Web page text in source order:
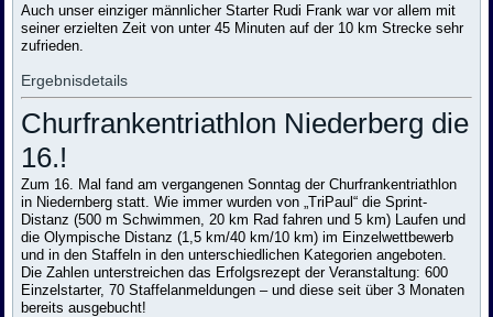
Auch unser einziger männlicher Starter Rudi Frank war vor allem mit
seiner erzielten Zeit von unter 45 Minuten auf der 10 km Strecke sehr
zufrieden.
Ergebnisdetails
Churfrankentriathlon Niederberg die
16.!
Zum 16. Mal fand am vergangenen Sonntag der Churfrankentriathlon
in Niedernberg statt. Wie immer wurden von „TriPaul“ die Sprint-
Distanz (500 m Schwimmen, 20 km Rad fahren und 5 km) Laufen und
die Olympische Distanz (1,5 km/40 km/10 km) im Einzelwettbewerb
und in den Staffeln in den unterschiedlichen Kategorien angeboten.
Die Zahlen unterstreichen das Erfolgsrezept der Veranstaltung: 600
Einzelstarter, 70 Staffelanmeldungen – und diese seit über 3 Monaten
bereits ausgebucht!